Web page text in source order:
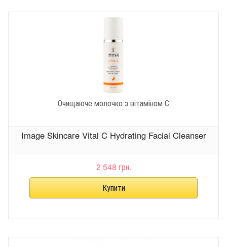
Очищаюче молочко з вітаміном С
Image Skincare Vital C Hydrating Facial Cleanser
2 548 грн.